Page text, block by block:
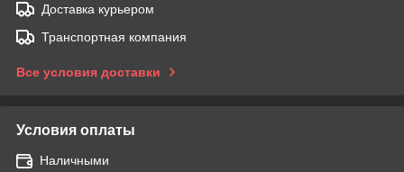
Доставка курьером
Транспортная компания
Все условия доставки
Условия оплаты
Наличными